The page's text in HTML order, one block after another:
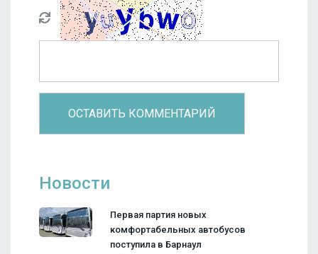
Новости
Первая партия новых
комфортабельных автобусов
поступила в Барнаул